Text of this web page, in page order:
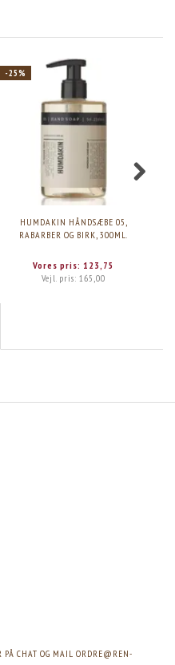
-25%
HUMDAKIN HÅNDSÆBE 05,
RABARBER OG BIRK, 300ML.
Vores pris: 123,75
Vejl. pris: 165,00
CHAT OG MAIL ORDRE@REN-